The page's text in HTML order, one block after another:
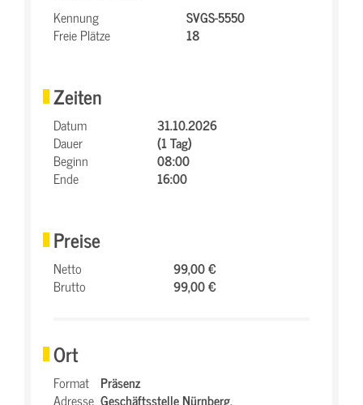
Kennung
SVGS-5550
Freie Plätze
18
Zeiten
Datum
31.10.2026
Dauer
(1 Tag)
Beginn
08:00
Ende
16:00
Preise
Netto
99,00 €
Brutto
99,00 €
Ort
Format Präsenz
Adresse Geschäftsstelle Nürnberg,